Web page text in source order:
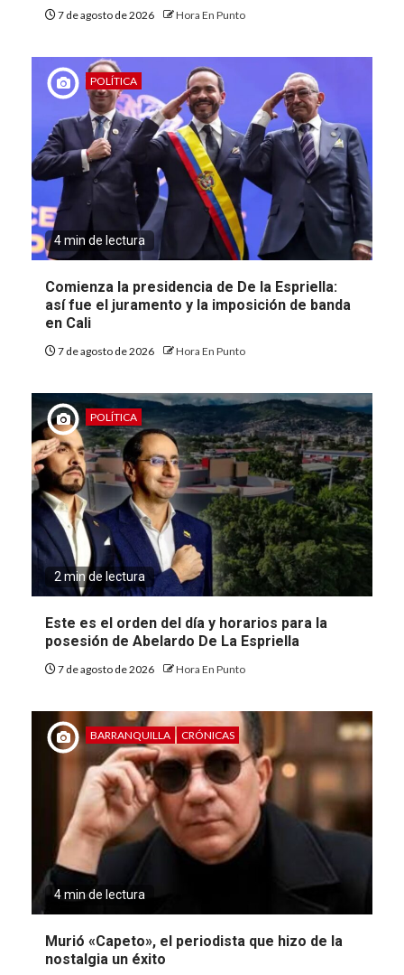
7 de agosto de 2026 Hora En Punto
POLÍTICA
4 min de lectura
Comienza la presidencia de De la Espriella:
así fue el juramento y la imposición de banda
en Cali
7 de agosto de 2026 Hora En Punto
POLÍTICA
2 min de lectura
Este es el orden del día y horarios para la
posesión de Abelardo De La Espriella
7 de agosto de 2026 Hora En Punto
BARRANQUILLA CRÓNICAS
4 min de lectura
Murió «Capeto», el periodista que hizo de la
nostalgia un éxito